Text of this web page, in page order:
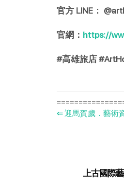
官方 LINE：
官網： https://
#高雄旅店
⇐迎馬賀歲．藝術
上古國際